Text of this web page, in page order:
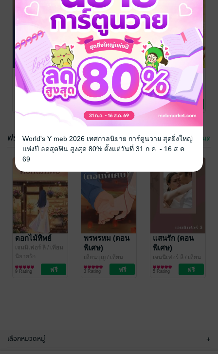
เมียมโน
เทียนบุญ
บุญ,เจนนิเฟอร์ ลี
นิยายรัก
9 Rating
ครูจอม
เทียนบุญ/ เทียน
บุญ,เจนนิเฟอร์ ลี
นิยายรัก
5 Rating
แม่จัน
เทียนบุญ
/ เทียน
บุญ,เจนนิเฟอร์ ลี
นิยายรัก
ครูจอม (ตอน
พิเศษ)
เทียนบุญ/ เทียน
บุญ,เจนนิเฟอร์ ลี
นิยายรัก
4 Rating
รักนั้นเมื่อวัน
วาน
เทียนบุญ / เทียน
บุญ,เจนนิเฟอร์ ลี
นิยายรัก
60 Rating
แสนรัก
เจนนิเฟอร์ ลี
/ เทียน
บุญ,เจนนิเฟอร์ ลี
นิยายโรมานซ์
ปัญจตี
เจนนิเฟอร์ ลี/ เทียน
บุญ,เจนนิเฟอร์ ลี
นิยายโรมานซ์
6 Rating
ฟรีกระจาย ดูทั้งหมด
ดอกไม้ทิพย์
เจนนิเฟอร์ ลี / เทียน
บุญ,เจนนิเฟอร์ ลี
นิยายรัก
9 Rating
พรพรหม (ตอน
พิเศษ)
เทียนบุญ / เทียน
บุญ,เจนนิเฟอร์ ลี
นิยายโรมานซ์
3 Rating
แสนรัก (ตอน
พิเศษ)
เจนนิเฟอร์ ลี / เทียน
บุญ,เจนนิเฟอร์ ลี
นิยายโรมานซ์
5 Rating
เลือกหมวดหมู่ +
World's Y meb 2026 เทศกาลนิยาย การ์ตูนวาย สุดยิ่งใหญ่
แห่งปี ลดสุดฟิน สูงสุด 80% ตั้งแต่วันที่ 31 ก.ค. - 16 ส.ค.
69